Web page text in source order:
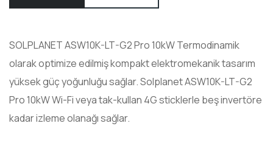
SOLPLANET ASW10K-LT-G2 Pro 10kW Termodinamik
olarak optimize edilmiş kompakt elektromekanik tasarım
yüksek güç yoğunluğu sağlar. Solplanet ASW10K-LT-G2
Pro 10kW Wi-Fi veya tak-kullan 4G sticklerle beş invertöre
kadar izleme olanağı sağlar.